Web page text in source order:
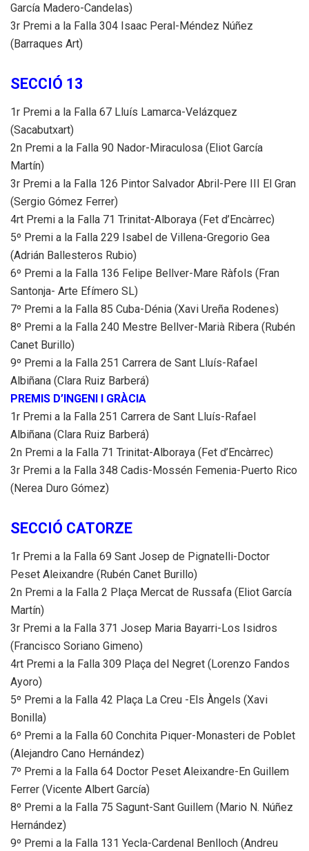
García Madero-Candelas)
3r Premi a la Falla 304 Isaac Peral-Méndez Núñez
(Barraques Art)
SECCIÓ 13
1r Premi a la Falla 67 Lluís Lamarca-Velázquez
(Sacabutxart)
2n Premi a la Falla 90 Nador-Miraculosa (Eliot García
Martín)
3r Premi a la Falla 126 Pintor Salvador Abril-Pere III El Gran
(Sergio Gómez Ferrer)
4rt Premi a la Falla 71 Trinitat-Alboraya (Fet d’Encàrrec)
5º Premi a la Falla 229 Isabel de Villena-Gregorio Gea
(Adrián Ballesteros Rubio)
6º Premi a la Falla 136 Felipe Bellver-Mare Ràfols (Fran
Santonja- Arte Efímero SL)
7º Premi a la Falla 85 Cuba-Dénia (Xavi Ureña Rodenes)
8º Premi a la Falla 240 Mestre Bellver-Marià Ribera (Rubén
Canet Burillo)
9º Premi a la Falla 251 Carrera de Sant Lluís-Rafael
Albiñana (Clara Ruiz Barberá)
PREMIS D’INGENI I GRÀCIA
1r Premi a la Falla 251 Carrera de Sant Lluís-Rafael
Albiñana (Clara Ruiz Barberá)
2n Premi a la Falla 71 Trinitat-Alboraya (Fet d’Encàrrec)
3r Premi a la Falla 348 Cadis-Mossén Femenia-Puerto Rico
(Nerea Duro Gómez)
SECCIÓ CATORZE
1r Premi a la Falla 69 Sant Josep de Pignatelli-Doctor
Peset Aleixandre (Rubén Canet Burillo)
2n Premi a la Falla 2 Plaça Mercat de Russafa (Eliot García
Martín)
3r Premi a la Falla 371 Josep Maria Bayarri-Los Isidros
(Francisco Soriano Gimeno)
4rt Premi a la Falla 309 Plaça del Negret (Lorenzo Fandos
Ayoro)
5º Premi a la Falla 42 Plaça La Creu -Els Àngels (Xavi
Bonilla)
6º Premi a la Falla 60 Conchita Piquer-Monasteri de Poblet
(Alejandro Cano Hernández)
7º Premi a la Falla 64 Doctor Peset Aleixandre-En Guillem
Ferrer (Vicente Albert García)
8º Premi a la Falla 75 Sagunt-Sant Guillem (Mario N. Núñez
Hernández)
9º Premi a la Falla 131 Yecla-Cardenal Benlloch (Andreu